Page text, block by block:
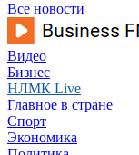
Все новости
Видео
Бизнес
НЛМК Live
Главное в стране
Спорт
Экономика